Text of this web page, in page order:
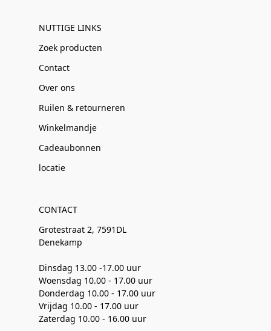
NUTTIGE LINKS
Zoek producten
Contact
Over ons
Ruilen & retourneren
Winkelmandje
Cadeaubonnen
locatie
CONTACT
Grotestraat 2, 7591DL
Denekamp
Dinsdag 13.00 -17.00 uur
Woensdag 10.00 - 17.00 uur
Donderdag 10.00 - 17.00 uur
Vrijdag 10.00 - 17.00 uur
Zaterdag 10.00 - 16.00 uur